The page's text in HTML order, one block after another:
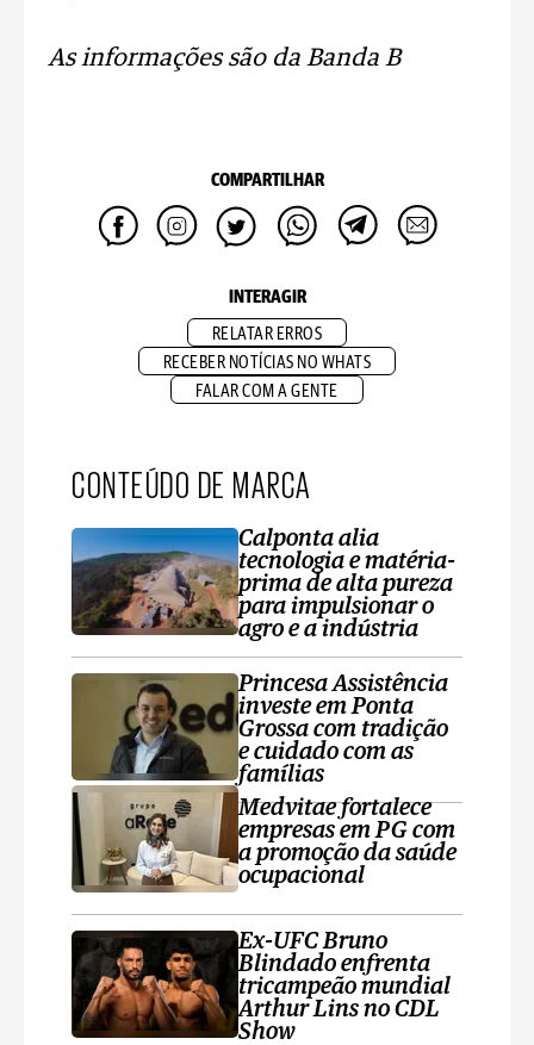
As informações são da Banda B
COMPARTILHAR
INTERAGIR
RELATAR ERROS
RECEBER NOTÍCIAS NO WHATS
FALAR COM A GENTE
CONTEÚDO DE MARCA
Calponta alia
tecnologia e matéria-
prima de alta pureza
para impulsionar o
agro e a indústria
Princesa Assistência
investe em Ponta
Grossa com tradição
e cuidado com as
famílias
Medvitae fortalece
empresas em PG com
a promoção da saúde
ocupacional
Ex-UFC Bruno
Blindado enfrenta
tricampeão mundial
Arthur Lins no CDL
Show